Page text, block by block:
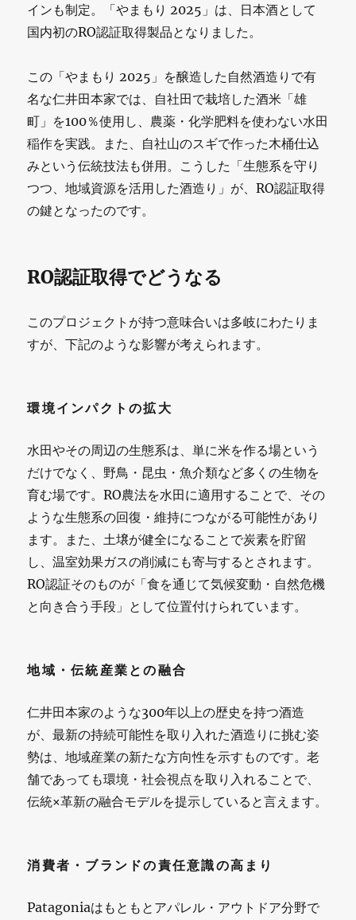
インも制定。「やまもり 2025」は、日本酒として
国内初のRO認証取得製品となりました。
この「やまもり 2025」を醸造した自然酒造りで有
名な仁井田本家では、自社田で栽培した酒米「雄
町」を100％使用し、農薬・化学肥料を使わない水田
稲作を実践。また、自社山のスギで作った木桶仕込
みという伝統技法も併用。こうした「生態系を守り
つつ、地域資源を活用した酒造り」が、RO認証取得
の鍵となったのです。
RO認証取得でどうなる
このプロジェクトが持つ意味合いは多岐にわたりま
すが、下記のような影響が考えられます。
環境インパクトの拡大
水田やその周辺の生態系は、単に米を作る場という
だけでなく、野鳥・昆虫・魚介類など多くの生物を
育む場です。RO農法を水田に適用することで、その
ような生態系の回復・維持につながる可能性があり
ます。また、土壌が健全になることで炭素を貯留
し、温室効果ガスの削減にも寄与するとされます。
RO認証そのものが「食を通じて気候変動・自然危機
と向き合う手段」として位置付けられています。
地域・伝統産業との融合
仁井田本家のような300年以上の歴史を持つ酒造
が、最新の持続可能性を取り入れた酒造りに挑む姿
勢は、地域産業の新たな方向性を示すものです。老
舗であっても環境・社会視点を取り入れることで、
伝統×革新の融合モデルを提示していると言えます。
消費者・ブランドの責任意識の高まり
Patagoniaはもともとアパレル・アウトドア分野で